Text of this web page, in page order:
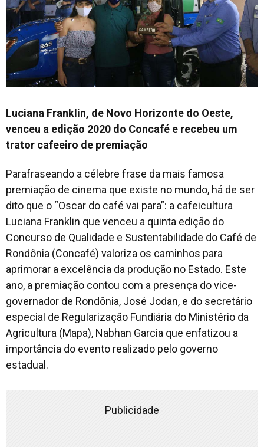
Luciana Franklin, de Novo Horizonte do Oeste,
venceu a edição 2020 do Concafé e recebeu um
trator cafeeiro de premiação
Parafraseando a célebre frase da mais famosa
premiação de cinema que existe no mundo, há de ser
dito que o “Oscar do café vai para”: a cafeicultura
Luciana Franklin que venceu a quinta edição do
Concurso de Qualidade e Sustentabilidade do Café de
Rondônia (Concafé) valoriza os caminhos para
aprimorar a excelência da produção no Estado. Este
ano, a premiação contou com a presença do vice-
governador de Rondônia, José Jodan, e do secretário
especial de Regularização Fundiária do Ministério da
Agricultura (Mapa), Nabhan Garcia que enfatizou a
importância do evento realizado pelo governo
estadual.
Publicidade